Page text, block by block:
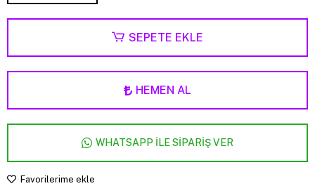
SEPETE EKLE
HEMEN AL
WHATSAPP İLE SİPARİŞ VER
Favorilerime ekle